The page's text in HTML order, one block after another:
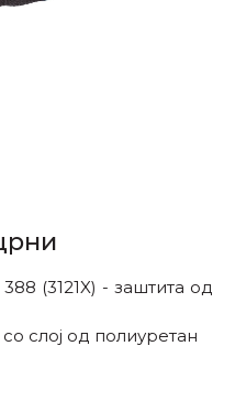
388 (3121X) - заштита од
слој од полиуретан